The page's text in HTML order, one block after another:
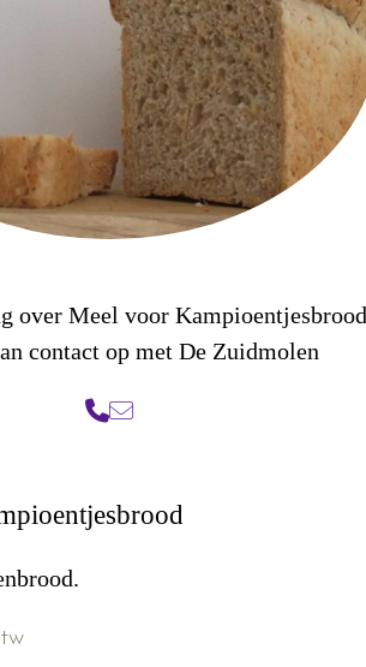
over Meel voor
contact op met De Zuidmolen